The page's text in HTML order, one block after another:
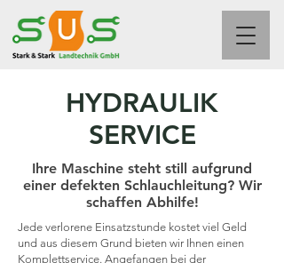
HYDRAULIK
SERVICE
Ihre Maschine steht still aufgrund
einer defekten Schlauchleitung? Wir
schaffen Abhilfe!
Jede verlorene Einsatzstunde kostet viel Geld
und aus diesem Grund bieten wir Ihnen einen
Komplettservice. Angefangen bei der